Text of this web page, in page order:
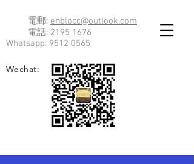
電郵: enblocc@outlook.com
電話: 2195 1676
Whatsapp: 9512 0565
Wechat: